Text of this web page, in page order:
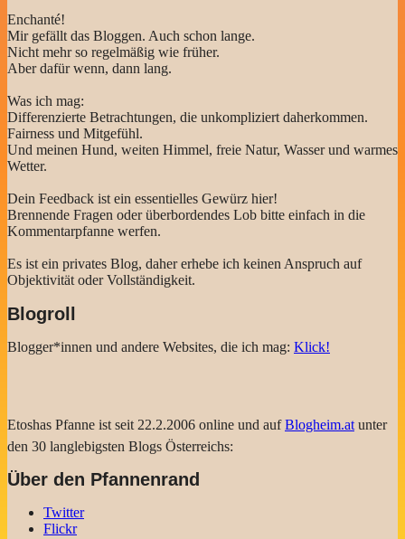
Enchanté!
Mir gefällt das Bloggen. Auch schon lange.
Nicht mehr so regelmäßig wie früher.
Aber dafür wenn, dann lang.
Was ich mag:
Differenzierte Betrachtungen, die unkompliziert daherkommen.
Fairness und Mitgefühl.
Und meinen Hund, weiten Himmel, freie Natur, Wasser und warmes
Wetter.
Dein Feedback ist ein essentielles Gewürz hier!
Brennende Fragen oder überbordendes Lob bitte einfach in die
Kommentarpfanne werfen.
Es ist ein privates Blog, daher erhebe ich keinen Anspruch auf
Objektivität oder Vollständigkeit.
Blogroll
Blogger*innen und andere Websites, die ich mag: Klick!
Etoshas Pfanne ist seit 22.2.2006 online und aufBlogheim.at unter
den 30 langlebigsten Blogs Österreichs:
Über den Pfannenrand
Twitter
Flickr